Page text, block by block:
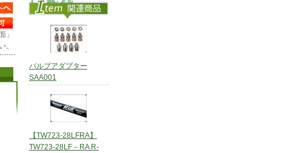
」
。
バルブアダプター
SAA001
【TW723-28LFRA】
TW723-28LF－RA R-